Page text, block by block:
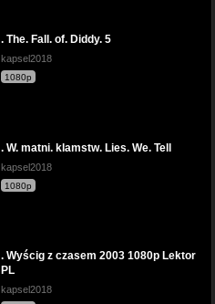
. The. Fall. of. Diddy. 5
kapsel2018
1080p
. W. matni. klamstw. Lies. We. Tell
kapsel2018
1080p
. Wyścig z czasem 2003 1080p Lektor
PL
kapsel2018